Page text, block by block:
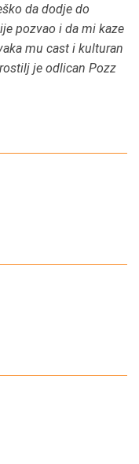
da dodje do
pozvao i da mi kaze
mu cast i kulturan
je odlican Pozz